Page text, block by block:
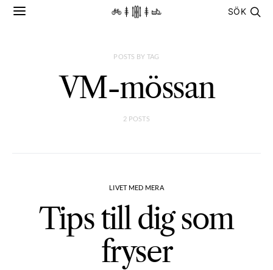
SÖK
POSTS BY TAG
VM-mössan
2 POSTS
LIVET MED MERA
Tips till dig som
fryser